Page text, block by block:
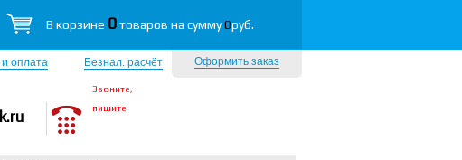
В корзине 0товаров на сумму0руб.
Оформить заказ
и оплата Безнал. расчёт
Звоните,
пишите